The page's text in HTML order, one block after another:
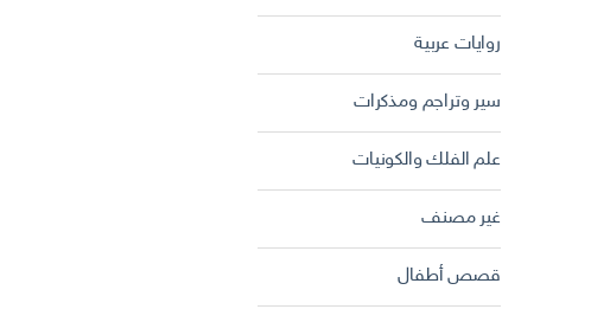
روايات عربية
سير وتراجم ومذكرات
علم الفلك والكونيات
غير مصنف
قصص أطفال